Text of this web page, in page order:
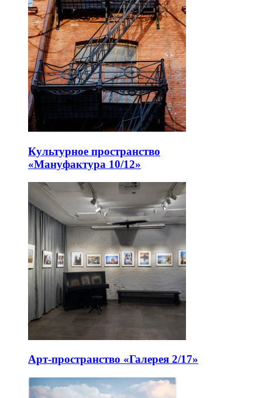
Культурное пространство
«Мануфактура 10/12»
Арт-пространство «Галерея 2/17»